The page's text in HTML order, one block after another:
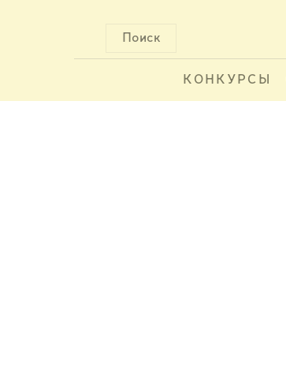
Поиск
КОНКУРСЫ